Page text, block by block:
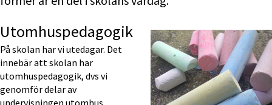
Utomhuspedagogik
På skolan har vi utedagar. Det
innebär att skolan har
utomhuspedagogik, dvs vi
genomför delar av